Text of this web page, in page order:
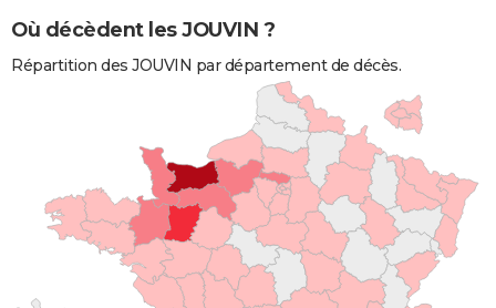
Où décèdent les JOUVIN ?
Répartition des JOUVIN par département de décès.